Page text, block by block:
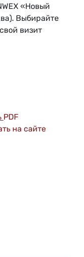
«Новый
Выбирайте
визит
PDF
на сайте